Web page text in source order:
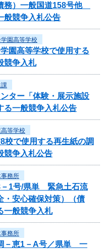
務）一般国道158号他
般競争入札公告
園高等学校
園高等学校で使用する
競争入札
ター「体験・展示施設
る一般競争入札公告
等学校
校で使用する再生紙の調
競争入札公告
務所
－1号/県単 緊急土石流
・安心確保対策）（債
一般競争入札
務所
－恵1－A号／県単 一